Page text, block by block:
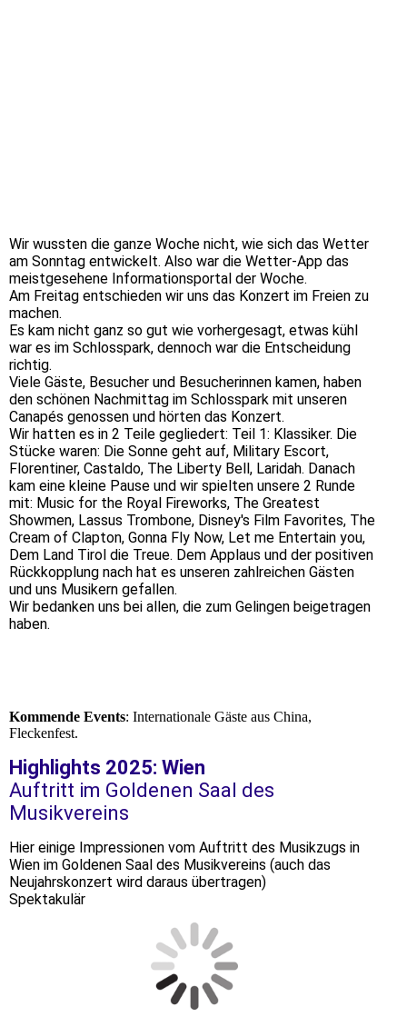
Wir wussten die ganze Woche nicht, wie sich das Wetter
am Sonntag entwickelt. Also war die Wetter-App das
meistgesehene Informationsportal der Woche.
Am Freitag entschieden wir uns das Konzert im Freien zu
machen.
Es kam nicht ganz so gut wie vorhergesagt, etwas kühl
war es im Schlosspark, dennoch war die Entscheidung
richtig.
Viele Gäste, Besucher und Besucherinnen kamen, haben
den schönen Nachmittag im Schlosspark mit unseren
Canapés genossen und hörten das Konzert.
Wir hatten es in 2 Teile gegliedert: Teil 1: Klassiker. Die
Stücke waren: Die Sonne geht auf, Military Escort,
Florentiner, Castaldo, The Liberty Bell, Laridah. Danach
kam eine kleine Pause und wir spielten unsere 2 Runde
mit: Music for the Royal Fireworks, The Greatest
Showmen, Lassus Trombone, Disney's Film Favorites, The
Cream of Clapton, Gonna Fly Now, Let me Entertain you,
Dem Land Tirol die Treue. Dem Applaus und der positiven
Rückkopplung nach hat es unseren zahlreichen Gästen
und uns Musikern gefallen.
Wir bedanken uns bei allen, die zum Gelingen beigetragen
haben.
Kommende Events: Internationale Gäste aus China,
Fleckenfest.
Highlights 2025: Wien
Auftritt im Goldenen Saal des
Musikvereins
Hier einige Impressionen vom Auftritt des Musikzugs in
Wien im Goldenen Saal des Musikvereins (auch das
Neujahrskonzert wird daraus übertragen)
Spektakulär